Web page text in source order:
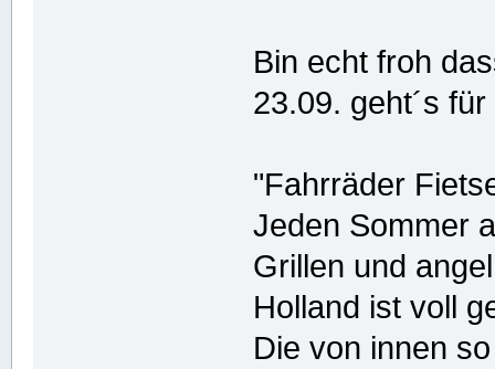
Bin echt froh
23.09. geht´s
"Fahrräder
Jeden Sommer
Grillen und
Holland ist voll
Die von innen